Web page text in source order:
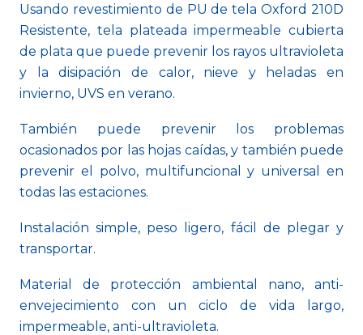
Usando revestimiento de PU de tela Oxford 210D
Resistente, tela plateada impermeable cubierta
de plata que puede prevenir los rayos ultravioleta
y la disipación de calor, nieve y heladas en
invierno, UVS en verano.
También puede prevenir los problemas
ocasionados por las hojas caídas, y también puede
prevenir el polvo, multifuncional y universal en
todas las estaciones.
Instalación simple, peso ligero, fácil de plegar y
transportar.
Material de protección ambiental nano, anti-
envejecimiento con un ciclo de vida largo,
impermeable, anti-ultravioleta.